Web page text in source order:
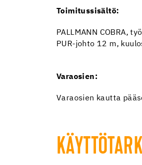
Toimitussisältö:
PALLMANN COBRA,
PUR-johto 12 m,
Varaosien:
Varaosien kautta